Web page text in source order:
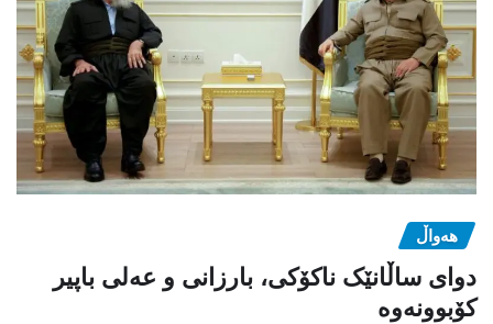
هەواڵ
دوای ساڵانێک ناکۆکی، بارزانی و عەلی باپیر
کۆبوونەوە